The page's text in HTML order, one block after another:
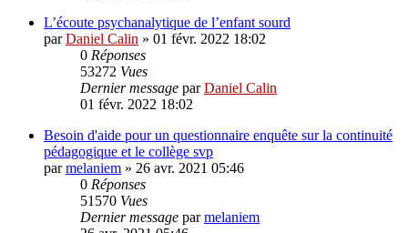
L’écoute psychanalytique de l’enfant sourd
parDaniel Calin » 01 févr. 2022 18:02
0 Réponses
53272 Vues
Dernier message parDaniel Calin
01 févr. 2022 18:02
Besoin d'aide pour un questionnaire enquête sur la continuité
pédagogique et le collège svp
parmelaniem » 26 avr. 2021 05:46
0 Réponses
51570 Vues
Dernier message parmelaniem